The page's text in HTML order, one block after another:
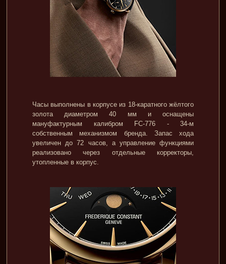
Часы выполнены в корпусе из 18-каратного жёлтого
золота диаметром 40 мм и оснащены
мануфактурным калибром FC-776 - 34-м
собственным механизмом бренда. Запас хода
увеличен до 72 часов, а управление функциями
реализовано через отдельные корректоры,
утопленные в корпус.